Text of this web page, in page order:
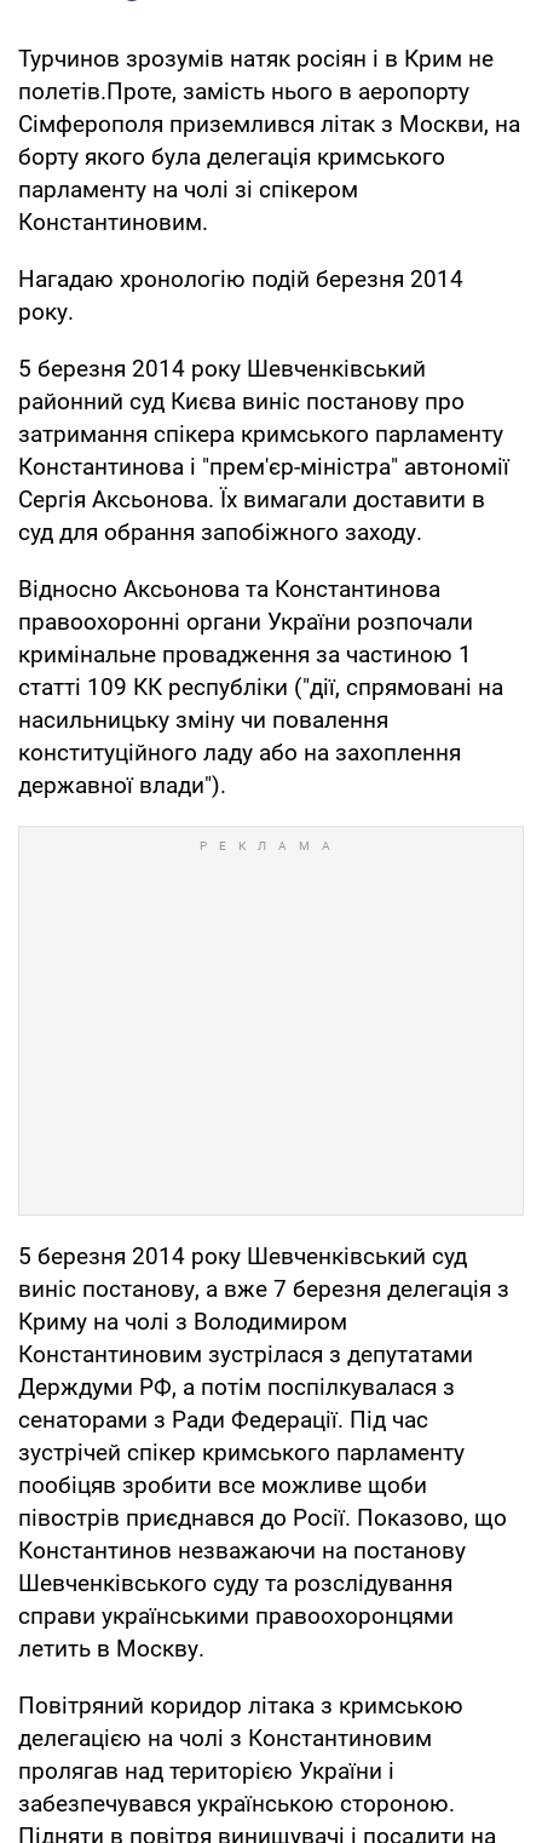
Турчинов зрозумів натяк росіян і в Крим не
полетів.Проте, замість нього в аеропорту
Сімферополя приземлився літак з Москви, на
борту якого була делегація кримського
парламенту на чолі зі спікером
Константиновим.
Нагадаю хронологію подій березня 2014
року.
5 березня 2014 року Шевченківський
районний суд Києва виніс постанову про
затримання спікера кримського парламенту
Константинова і "прем'єр-міністра" автономії
Сергія Аксьонова. Їх вимагали доставити в
суд для обрання запобіжного заходу.
Відносно Аксьонова та Константинова
правоохоронні органи України розпочали
кримінальне провадження за частиною 1
статті 109 КК республіки ("дії, спрямовані на
насильницьку зміну чи повалення
конституційного ладу або на захоплення
державної влади").
5 березня 2014 року Шевченківський суд
виніс постанову, а вже 7 березня делегація з
Криму на чолі з Володимиром
Константиновим зустрілася з депутатами
Держдуми РФ, а потім поспілкувалася з
сенаторами з Ради Федерації. Під час
зустрічей спікер кримського парламенту
пообіцяв зробити все можливе щоби
півострів приєднався до Росії. Показово, що
Константинов незважаючи на постанову
Шевченківського суду та розслідування
справи українськими правоохоронцями
летить в Москву.
Повітряний коридор літака з кримською
делегацією на чолі з Константиновим
пролягав над територією України і
забезпечувався українською стороною.
Підняти в повітря винищувачі і посадити на